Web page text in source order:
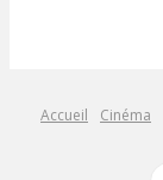
Accueil Cinéma